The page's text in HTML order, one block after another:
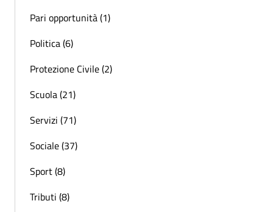
Pari opportunità (1)
Politica (6)
Protezione Civile (2)
Scuola (21)
Servizi (71)
Sociale (37)
Sport (8)
Tributi (8)